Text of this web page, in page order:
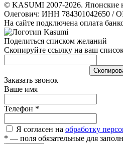
© KASUMI 2007-2026.
Олегович: ИНН 784301042650 /
На сайте подключена оплата
Поделиться списком желаний
Скопируйте ссылку на ваш
Заказать звонок
Ваше имя
Телефон *
Я согласен на обработку
* — поля обязательные для